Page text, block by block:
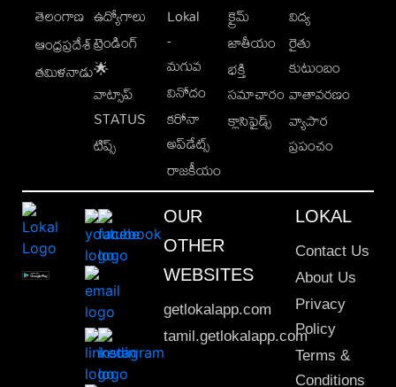
తెలంగాణ
ఆంధ్రప్రదేశ్
తమిళనాడు
ఉద్యోగాలు
ట్రెండింగ్
🌟
వాట్సాప్
STATUS
టిప్స్
Lokal
-
మగువ
వినోదం
కరోనా
అప్‌డేట్స్
రాజకీయం
క్రైమ్
జాతీయం
భక్తి
సమాచారం
క్లాసిఫైడ్స్
విద్య
రైతు
కుటుంబం
వాతావరణం
వ్యాపార
ప్రపంచం
OUR
OTHER
WEBSITES
getlokalapp.com
tamil.getlokalapp.com
LOKAL
Contact Us
About Us
Privacy
Policy
Terms &
Conditions